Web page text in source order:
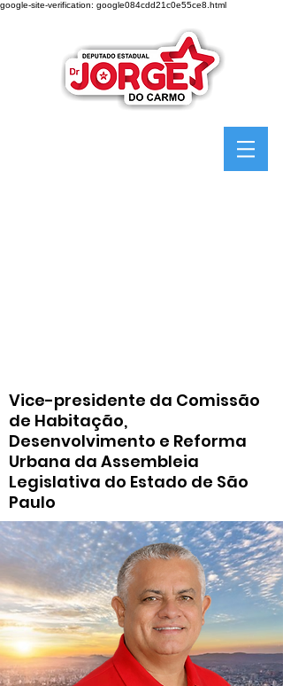
google-site-verification: google084cdd21c0e55ce8.html
Vice-presidente da Comissão
de Habitação,
Desenvolvimento e Reforma
Urbana da Assembleia
Legislativa do Estado de São
Paulo